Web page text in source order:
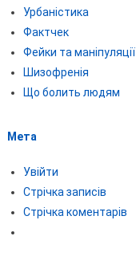
Урбаністика
Фактчек
Фейки та маніпуляції
Шизофренія
Що болить людям
Мета
Увійти
Стрічка записів
Стрічка коментарів